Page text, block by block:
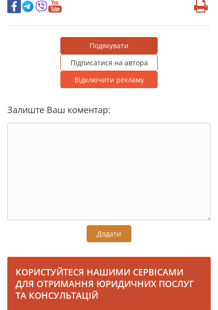
Подякувати
Підписатися на автора
Відключити рекламу
Залиште Ваш коментар:
Додати
КОРИСТУЙТЕСЯ НАШИМИ СЕРВІСАМИ
ДЛЯ ОТРИМАННЯ ЮРИДИЧНИХ ПОСЛУГ
ТА КОНСУЛЬТАЦІЙ